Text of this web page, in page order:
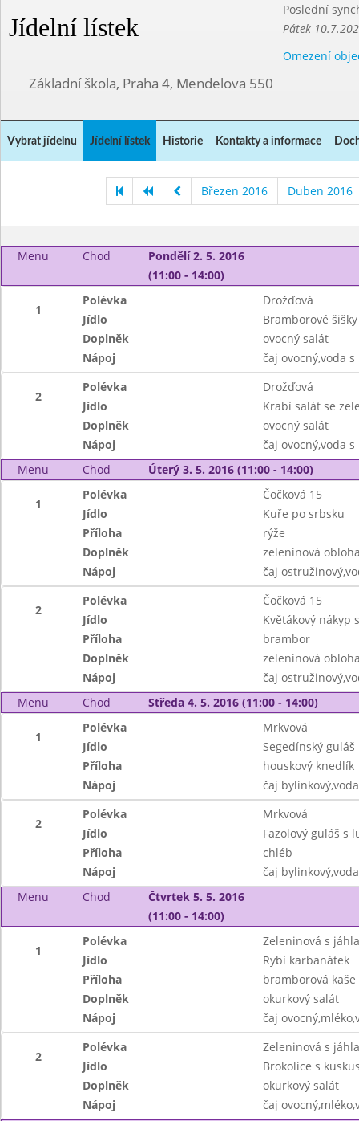
Jídelní lístek
Poslední
Pátek
Omezení
Základní škola, Praha 4, Mendelova 550
Vybrat jídelnu Jídelní lístek Historie Kontakty a informace
Březen 2016 Duben 2016
Menu Chod
Pondělí 2. 5. 2016
(11:00 - 14:00)
1
Polévka
Drožďová
Jídlo
Bramborové
Doplněk
ovocný salát
Nápoj
čaj ovocný,voda
2
Polévka
Drožďová
Jídlo
Krabí salát se
Doplněk
ovocný salát
Nápoj
čaj ovocný,voda
Menu
Chod Úterý 3. 5. 2016 (11:00 - 14:00)
1
Polévka
Čočková 15
Jídlo
Kuře po srbsku
Příloha
rýže
Doplněk
zeleninová
Nápoj
čaj
2
Polévka
Čočková 15
Jídlo
Květákový nákyp
Příloha
brambor
Doplněk
zeleninová
Nápoj
čaj
Menu
Chod Středa 4. 5. 2016 (11:00 - 14:00)
1
Polévka
Mrkvová
Jídlo
Segedínský guláš
Příloha
houskový knedlík
Nápoj
čaj
2
Polévka
Mrkvová
Jídlo
Fazolový guláš s
Příloha
chléb
Nápoj
čaj
Menu
Chod
Čtvrtek 5. 5. 2016
(11:00 - 14:00)
1
Polévka
Zeleninová s
Jídlo
Rybí karbanátek
Příloha
bramborová kaše
Doplněk
okurkový salát
Nápoj
čaj
2
Polévka
Zeleninová s
Jídlo
Brokolice s
Doplněk
okurkový salát
Nápoj
čaj